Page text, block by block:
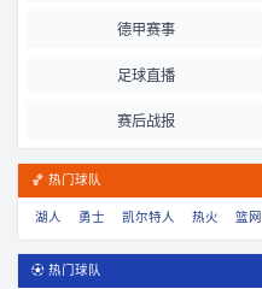
德甲赛事
足球直播
赛后战报
🏀 热门球队
湖人 勇士 凯尔特人 热火 篮网
⚽ 热门球队